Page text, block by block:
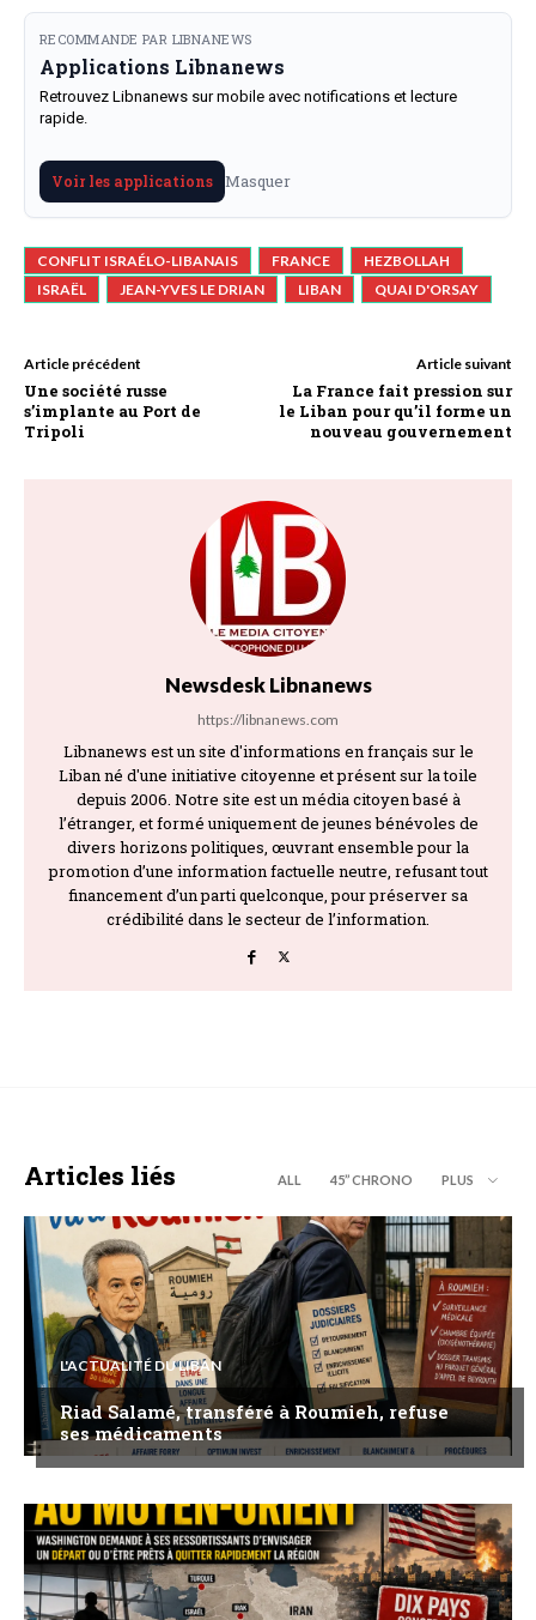
RECOMMANDE PAR LIBNANEWS
Applications Libnanews
Retrouvez Libnanews sur mobile avec notifications et lecture
rapide.
Voir les applications Masquer
CONFLIT ISRAÉLO-LIBANAIS FRANCE
HEZBOLLAH
ISRAËL
JEAN-YVES LE DRIAN LIBAN QUAI D'ORSAY
Article précédent
Une société russe
s’implante au Port de
Tripoli
Article suivant
La France fait pression sur
le Liban pour qu’il forme un
nouveau gouvernement
Newsdesk Libnanews
https://libnanews.com
Libnanews est un site d'informations en français sur le
Liban né d'une initiative citoyenne et présent sur la toile
depuis 2006. Notre site est un média citoyen basé à
l’étranger, et formé uniquement de jeunes bénévoles de
divers horizons politiques, œuvrant ensemble pour la
promotion d’une information factuelle neutre, refusant tout
financement d’un parti quelconque, pour préserver sa
crédibilité dans le secteur de l’information.
Articles liés ALL 45’’ CHRONO PLUS
L'ACTUALITÉ DU LIBAN
Riad Salamé, transféré à Roumieh, refuse
ses médicaments